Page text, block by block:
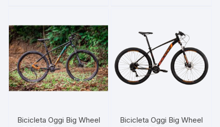
Bicicleta Oggi Big Wheel
Bicicleta Oggi Big Wheel